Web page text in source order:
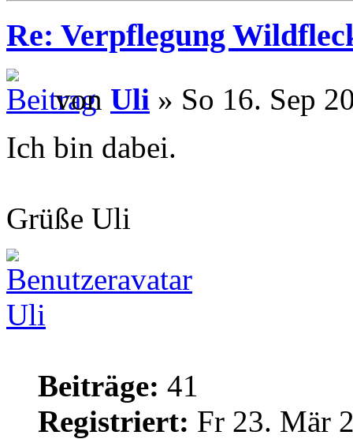
Re: Verpflegung
von Uli » So 16. Sep
Ich bin dabei.
Grüße Uli
Uli
Beiträge: 41
Registriert: Fr 23. Mär